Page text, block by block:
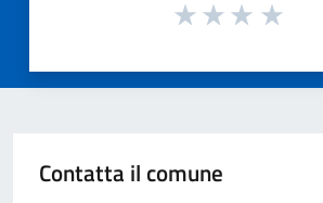
Contatta il comune